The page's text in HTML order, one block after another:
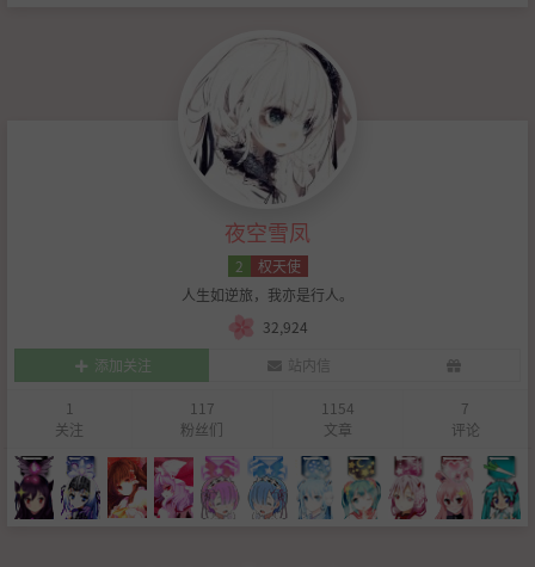
夜空雪凤
2
权天使
人生如逆旅，我亦是行人。
32,924
添加关注
站内信
1
关注
117
粉丝们
1154
文章
7
评论